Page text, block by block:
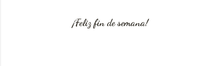
¡Feliz fin de semana!